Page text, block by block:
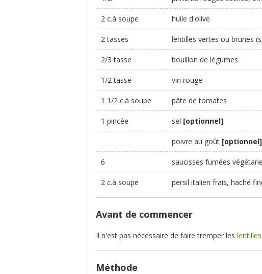
2 c.à soupe huile d'olive
2 tasses lentilles vertes ou brunes
2/3 tasse bouillon de légumes
1/2 tasse vin rouge
1 1/2 c.à soupe pâte de tomates
1 pincée sel [optionnel]
poivre au goût [optionnel]
6 saucisses fumées
2 c.à soupe persil italien frais, haché
Avant de commencer
Il n'est pas nécessaire de faire tremper les lentilles
Méthode